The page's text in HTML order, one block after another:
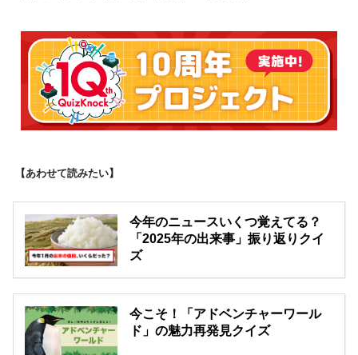
【あわせて読みたい】
今年のニュースいくつ覚えてる？
「2025年の出来事」振り返りクイ
ズ
今こそ！「アドベンチャーワール
ド」の魅力再発見クイズ